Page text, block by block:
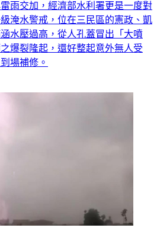
雨交加，經濟部水利署更是一度對
淹水警戒，位在三民區的憲政、凱
水壓過高，從人孔蓋冒出「大噴
爆裂隆起，還好整起意外無人受
場補修。